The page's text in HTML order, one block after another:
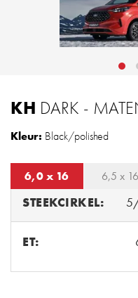
KH DARK -
Kleur: Black/polished
6,0 x 16 6,5 x 16
STEEKCIRKEL:
ET: